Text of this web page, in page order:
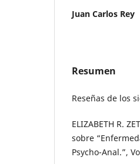
Juan Carlos Rey
Resumen
Reseñas de los
ELIZABETH R.
sobre
Psycho-Anal.”,